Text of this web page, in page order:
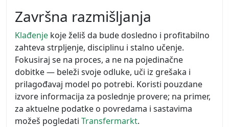
Završna razmišljanja
Klađenje koje želiš da bude dosledno i profitabilno
zahteva strpljenje, disciplinu i stalno učenje.
Fokusiraj se na proces, a ne na pojedinačne
dobitke — beleži svoje odluke, uči iz grešaka i
prilagođavaj model po potrebi. Koristi pouzdane
izvore informacija za poslednje provere; na primer,
za aktuelne podatke o povredama i sastavima
možeš pogledati Transfermarkt.